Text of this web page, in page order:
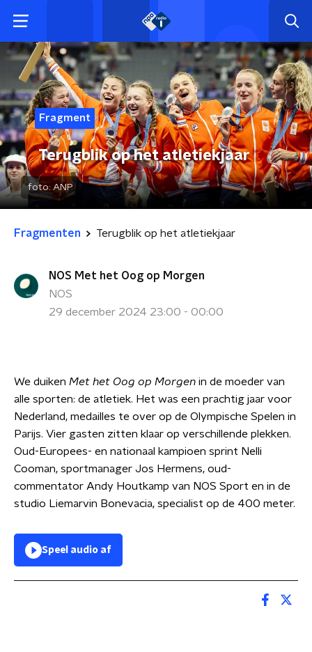
Fragment
Terugblik op het atletiekjaar
foto: ANP
Fragmenten Terugblik op het atletiekjaar
NOS Met het Oog op Morgen
NOS
29 december 2024 23:00 - 00:00
We duiken Met het Oog op Morgen in de moeder van
alle sporten: de atletiek. Het was een prachtig jaar voor
Nederland, medailles te over op de Olympische Spelen in
Parijs. Vier gasten zitten klaar op verschillende plekken.
Oud-Europees- en nationaal kampioen sprint Nelli
Cooman, sportmanager Jos Hermens, oud-
commentator Andy Houtkamp van NOS Sport en in de
studio Liemarvin Bonevacia, specialist op de 400 meter.
Speel audio af